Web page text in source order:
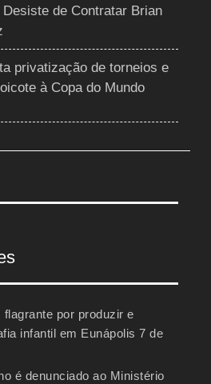
Desiste de Contratar Brian
privatização de torneios e
à Copa do Mundo
por produzir e
infantil em Eunápolis 7 de
é denunciado ao Ministério